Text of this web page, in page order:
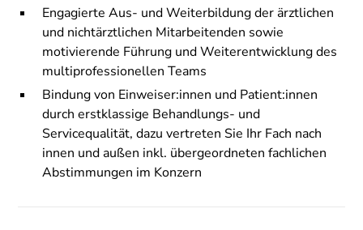
Engagierte Aus- und Weiterbildung der ärztlichen
und nichtärztlichen Mitarbeitenden sowie
motivierende Führung und Weiterentwicklung des
multiprofessionellen Teams
Bindung von Einweiser:innen und Patient:innen
durch erstklassige Behandlungs- und
Servicequalität, dazu vertreten Sie Ihr Fach nach
innen und außen inkl. übergeordneten fachlichen
Abstimmungen im Konzern